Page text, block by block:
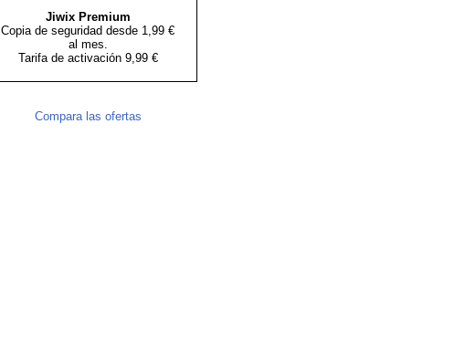
Jiwix Premium
Copia de seguridad desde 1,99 €
al mes.
Tarifa de activación 9,99 €
Compara las ofertas